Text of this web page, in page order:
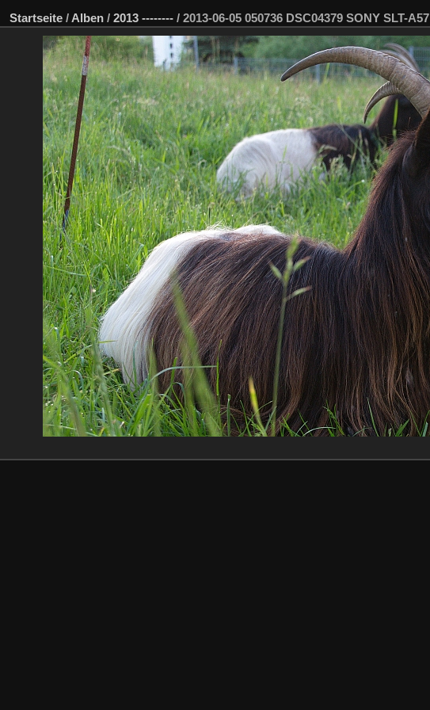
Startseite / Alben / 2013 -------- / 2013-06-05 050736 DSC04379 SONY SLT-A57